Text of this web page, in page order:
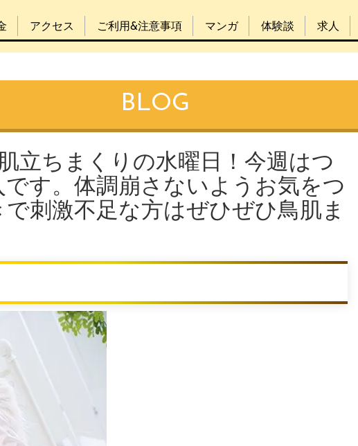
アクセス ご利用&注意事項 マンガ 体験談 求人
BLOG
立ちまくりの水曜日！今週はつ
す。体調崩さないようお気をつ
刺激不足な方はぜひぜひ鳥肌ま